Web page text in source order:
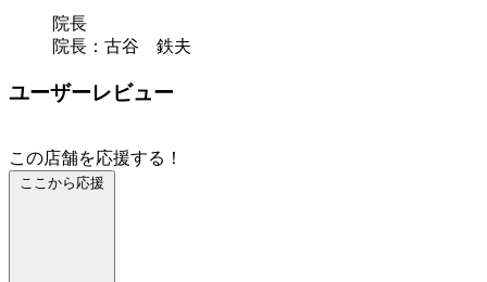
院長
院長：古谷 鉄夫
ユーザーレビュー
この店舗を応援する！
ここから応援